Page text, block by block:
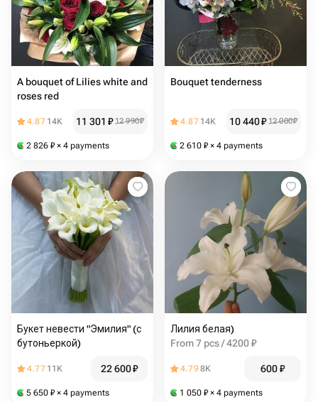
A bouquet of Lilies white and
roses red
4.87 14K 11 301 ₽ 12 990₽
2 826 ₽ × 4 payments
Bouquet tenderness
4.87 14K 10 440₽ 12 000₽
2 610 ₽ × 4 payments
Букет невести "Эмилия" (с
бутоньеркой)
4.77 11K 22 600₽
5 650 ₽ × 4 payments
Лилия белая)
From 7 pcs / 4200 ₽
4.798K 600₽
1 050 ₽ × 4 payments